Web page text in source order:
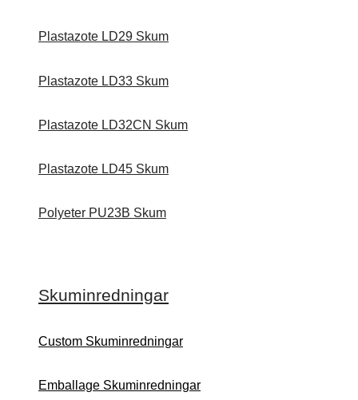
Plastazote LD29 Skum
Plastazote LD33 Skum
Plastazote LD32CN Skum
Plastazote LD45 Skum
Polyeter PU23B Skum
Skuminredningar
Custom Skuminredningar
Emballage Skuminredningar